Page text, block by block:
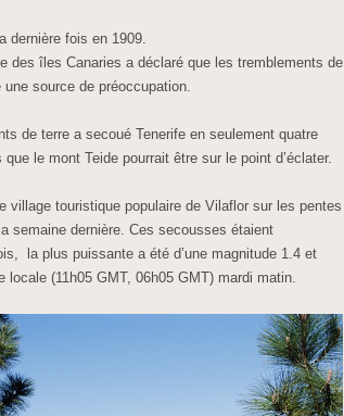
dernière fois en 1909.
des îles Canaries a déclaré que les tremblements de
source de préoccupation.
de terre a secoué Tenerife en seulement quatre
le mont Teide pourrait être sur le point d’éclater.
village touristique populaire de Vilaflor sur les pentes
semaine dernière. Ces secousses étaient
la plus puissante a été d’une magnitude 1.4 et
locale (11h05 GMT, 06h05 GMT) mardi matin.